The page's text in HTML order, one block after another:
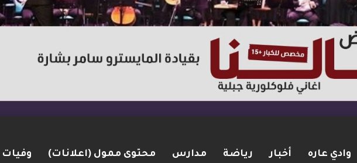
وادي عاره أخبار رياضة مدارس محتوى ممول (اعلانات) وفيات